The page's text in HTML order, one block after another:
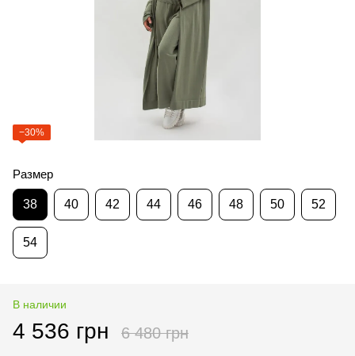
−30%
Размер
38 40 42 44 46 48 50 52
54
В наличии
4 536 грн 6 480 грн